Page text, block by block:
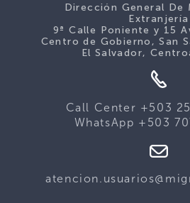
Dirección General De
Extranjería
9ª Calle Poniente y 15
Centro de Gobierno, San
El Salvador,
Call Center +503
WhatsApp +503